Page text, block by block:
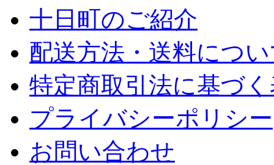
十日町のご紹介
配送方法・送料につ
特定商取引法に基づ
プライバシーポリシー
お問い合わせ